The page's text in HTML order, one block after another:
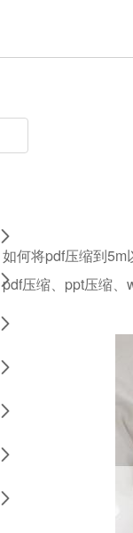
如何将pdf压缩到
pdf压缩、ppt压缩